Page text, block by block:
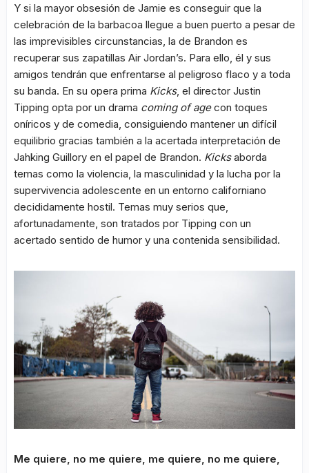
Y si la mayor obsesión de Jamie es conseguir que la
celebración de la barbacoa llegue a buen puerto a pesar de
las imprevisibles circunstancias, la de Brandon es
recuperar sus zapatillas Air Jordan’s. Para ello, él y sus
amigos tendrán que enfrentarse al peligroso flaco y a toda
su banda. En su opera prima Kicks, el director Justin
Tipping opta por un drama coming of agecon toques
oníricos y de comedia, consiguiendo mantener un difícil
equilibrio gracias también a la acertada interpretación de
Jahking Guillory en el papel de Brandon. Kicksaborda
temas como la violencia, la masculinidad y la lucha por la
supervivencia adolescente en un entorno californiano
decididamente hostil. Temas muy serios que,
afortunadamente, son tratados por Tipping con un
acertado sentido de humor y una contenida sensibilidad.
Me quiere, no me quiere, me quiere, no me quiere,